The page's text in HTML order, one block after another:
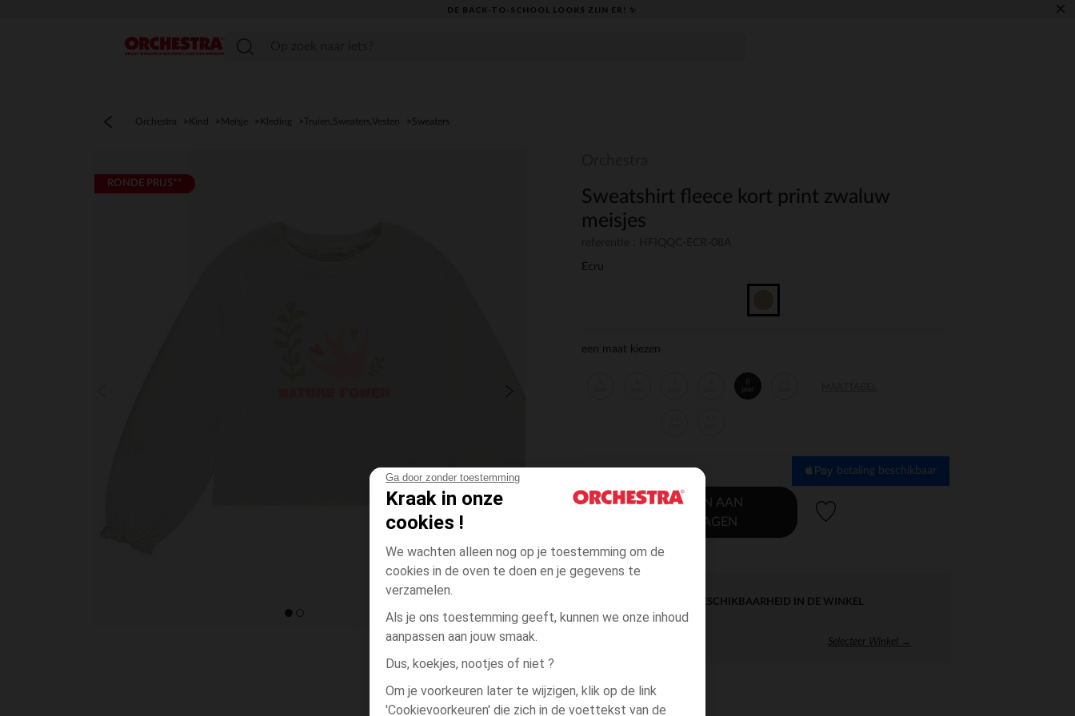
Ga door zonder toestemming
Kraak in onze
cookies !
We wachten alleen nog op je toestemming om de
cookies in de oven te doen en je gegevens te
verzamelen.
Als je ons toestemming geeft, kunnen we onze inhoud
aanpassen aan jouw smaak.
Dus, koekjes, nootjes of niet ?
Om je voorkeuren later te wijzigen, klik op de link
'Cookievoorkeuren' die zich in de voettekst van de
DE BACK-TO-SCHOOL LOOKS ZIJN ER! ✨ ×
menu
Orchestra Kind Meisje Kleding Truien,Sweaters,Vesten Sweaters
RONDE PRIJS**
Sweatshirt fleece kort print zwaluw
meisjes
Ecru
een maat kiezen
8
jaar
betaling beschikbaar
TOEVOEGEN AAN
WINKELWAGEN
DIRECTE BESCHIKBAARHEID IN DE WINKEL
Selecteer Winkel →